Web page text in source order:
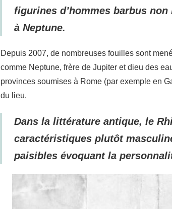
figurines d’hommes barbus
à Neptune.
Depuis 2007, de nombreuses fouilles sont
comme Neptune, frère de Jupiter et dieu des
provinces soumises à Rome (par exemple en
du lieu.
Dans la littérature antique, le
caractéristiques plutôt
paisibles évoquant la